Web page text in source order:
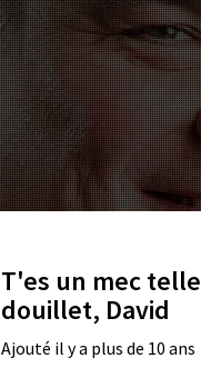
T'es un mec
douillet, David
Ajouté il y a plus de 10 ans